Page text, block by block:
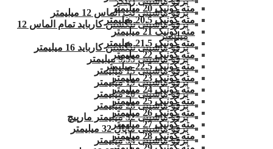
برقو ماشینی لب الماس 12 میلیمتر
برقو ماشینی تنگستن کارباید تمام الماس 12
میلیمتر
برقو ماشینی تنگستن کارباید 16 میلیمتر
برقو ماشینی 9.55 میلیمتر
برقو ماشینی 15 میلیمتر
برقو ماشینی 19 میلیمتر
برقو ماشینی 20 میلیمتر
برقو ماشینی 28 میلیمتر
برقو ماشینی 32 میلیمتر مارپیچ
برقو ماشینی ماپال 32 میلیمتر
برقو ماشینی 34 میلیمتر
مته کونیک 20 میلیمتر
مته کونیک 20.5 میلیمتر
مته کونیک 21 میلیمتر
مته کونیک 21.5 میلیمتر
مته کونیک 22 میلیمتر
مته کونیک 22.5 میلیمتر
مته کونیک 23 میلیمتر
مته کونیک 24 میلیمتر
مته کونیک 25 میلیمتر
مته کونیک 26 میلیمتر
مته کونیک 27 میلیمتر
مته کونیک 28 میلیمتر